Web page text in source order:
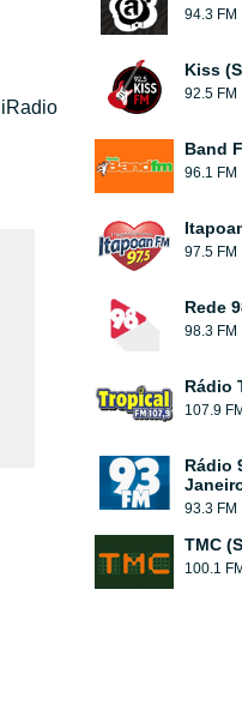
94.3 FM
Kiss
92.5 FM
Band
96.1 FM
97.5 FM
Rede
98.3 FM
Rádio
107.9 FM
Rádio
93.3 FM
TMC
100.1 FM